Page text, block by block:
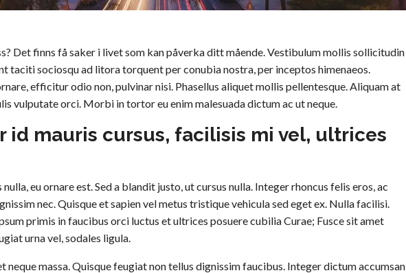
Det finns få saker i livet som kan påverka ditt mående. Vestibulum mollis sollicitudin
taciti sociosqu ad litora torquent per conubia nostra, per inceptos himenaeos.
efficitur odio non, pulvinar nisi. Phasellus aliquet mollis pellentesque. Aliquam at
vulputate orci. Morbi in tortor eu enim malesuada dictum ac ut neque.
id mauris cursus, facilisis mi vel, ultrices
eu ornare est. Sed a blandit justo, ut cursus nulla. Integer rhoncus felis eros, ac
nec. Quisque et sapien vel metus tristique vehicula sed eget ex. Nulla facilisi.
primis in faucibus orci luctus et ultrices posuere cubilia Curae; Fusce sit amet
urna vel, sodales ligula.
neque massa. Quisque feugiat non tellus dignissim faucibus. Integer dictum accumsan